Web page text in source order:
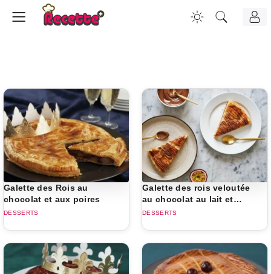
Galette des Rois au
chocolat et aux poires
DESSERTS
Galette des rois veloutée
au chocolat au lait et
fruits de la passion
DESSERTS